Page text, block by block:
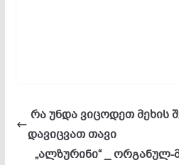
რა უნდა ვიცოდეთ მეხის
დავიცვათ თავი
„ალზურინი“ _